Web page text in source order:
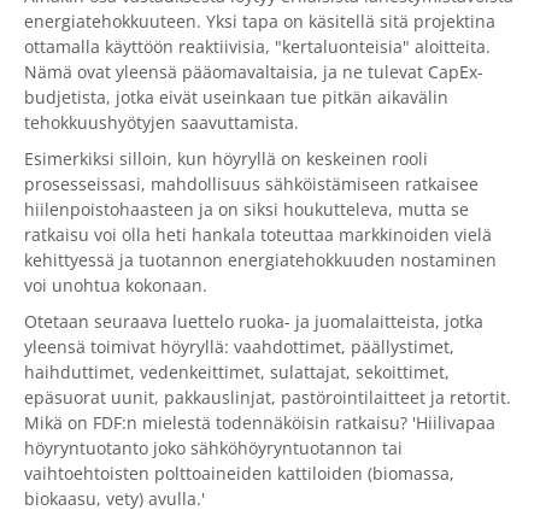
energiatehokkuuteen. Yksi tapa on käsitellä sitä projektina
ottamalla käyttöön reaktiivisia, "kertaluonteisia" aloitteita.
Nämä ovat yleensä pääomavaltaisia, ja ne tulevat CapEx-
budjetista, jotka eivät useinkaan tue pitkän aikavälin
tehokkuushyötyjen saavuttamista.
Esimerkiksi silloin, kun höyryllä on keskeinen rooli
prosesseissasi, mahdollisuus sähköistämiseen ratkaisee
hiilenpoistohaasteen ja on siksi houkutteleva, mutta se
ratkaisu voi olla heti hankala toteuttaa markkinoiden vielä
kehittyessä ja tuotannon energiatehokkuuden nostaminen
voi unohtua kokonaan.
Otetaan seuraava luettelo ruoka- ja juomalaitteista, jotka
yleensä toimivat höyryllä: vaahdottimet, päällystimet,
haihduttimet, vedenkeittimet, sulattajat, sekoittimet,
epäsuorat uunit, pakkauslinjat, pastörointilaitteet ja retortit.
Mikä on FDF:n mielestä todennäköisin ratkaisu? 'Hiilivapaa
höyryntuotanto joko sähköhöyryntuotannon tai
vaihtoehtoisten polttoaineiden kattiloiden (biomassa,
biokaasu, vety) avulla.'